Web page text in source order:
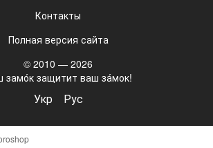
Контакты
Полная версия сайта
© 2010 — 2026
замо́к защитит ваш за́мок!
Укр Рус